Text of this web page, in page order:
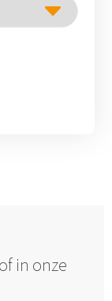
in onze